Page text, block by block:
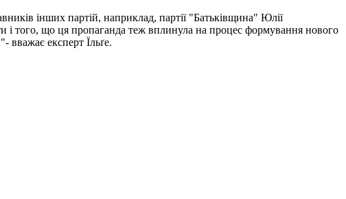
інших партій, наприклад, партії "Батьківщина" Юлії
того, що ця пропаганда теж вплинула на процес формування нового
вважає експерт Їльґе.